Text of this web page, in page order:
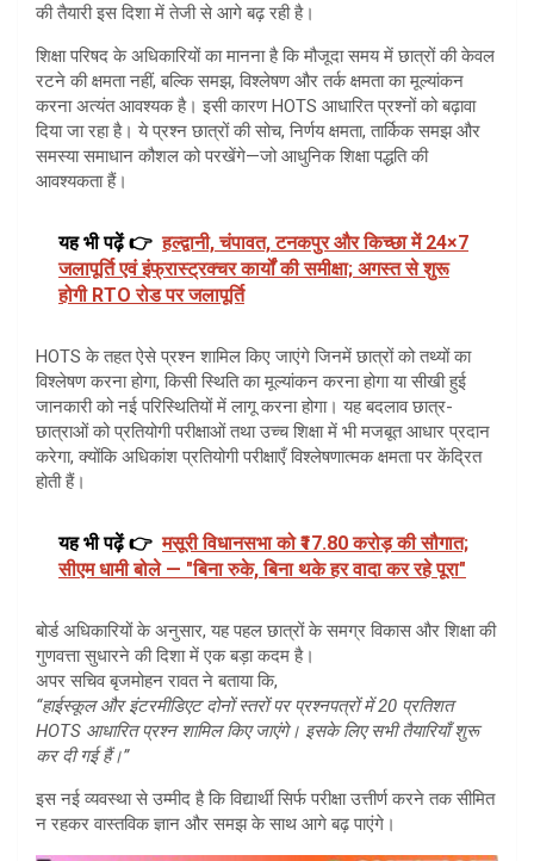
की तैयारी इस दिशा में तेजी से आगे बढ़ रही है।
शिक्षा परिषद के अधिकारियों का मानना है कि मौजूदा समय में छात्रों की केवल
रटने की क्षमता नहीं, बल्कि समझ, विश्लेषण और तर्क क्षमता का मूल्यांकन
करना अत्यंत आवश्यक है। इसी कारण HOTS आधारित प्रश्नों को बढ़ावा
दिया जा रहा है। ये प्रश्न छात्रों की सोच, निर्णय क्षमता, तार्किक समझ और
समस्या समाधान कौशल को परखेंगे—जो आधुनिक शिक्षा पद्धति की
आवश्यकता हैं।
यह भी पढ़ें 👉 हल्द्वानी, चंपावत, टनकपुर और किच्छा में 24×7
जलापूर्ति एवं इंफ्रास्ट्रक्चर कार्यों की समीक्षा; अगस्त से शुरू
होगी RTO रोड पर जलापूर्ति
HOTS के तहत ऐसे प्रश्न शामिल किए जाएंगे जिनमें छात्रों को तथ्यों का
विश्लेषण करना होगा, किसी स्थिति का मूल्यांकन करना होगा या सीखी हुई
जानकारी को नई परिस्थितियों में लागू करना होगा। यह बदलाव छात्र-
छात्राओं को प्रतियोगी परीक्षाओं तथा उच्च शिक्षा में भी मजबूत आधार प्रदान
करेगा, क्योंकि अधिकांश प्रतियोगी परीक्षाएँ विश्लेषणात्मक क्षमता पर केंद्रित
होती हैं।
यह भी पढ़ें 👉 मसूरी विधानसभा को ₹17.80 करोड़ की सौगात;
सीएम धामी बोले — "बिना रुके, बिना थके हर वादा कर रहे पूरा"
बोर्ड अधिकारियों के अनुसार, यह पहल छात्रों के समग्र विकास और शिक्षा की
गुणवत्ता सुधारने की दिशा में एक बड़ा कदम है।
अपर सचिव बृजमोहन रावत ने बताया कि,
“हाईस्कूल और इंटरमीडिएट दोनों स्तरों पर प्रश्नपत्रों में 20 प्रतिशत
HOTS आधारित प्रश्न शामिल किए जाएंगे। इसके लिए सभी तैयारियाँ शुरू
कर दी गई हैं।”
इस नई व्यवस्था से उम्मीद है कि विद्यार्थी सिर्फ परीक्षा उत्तीर्ण करने तक सीमित
न रहकर वास्तविक ज्ञान और समझ के साथ आगे बढ़ पाएंगे।